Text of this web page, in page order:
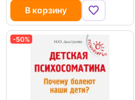
В корзину
-50%